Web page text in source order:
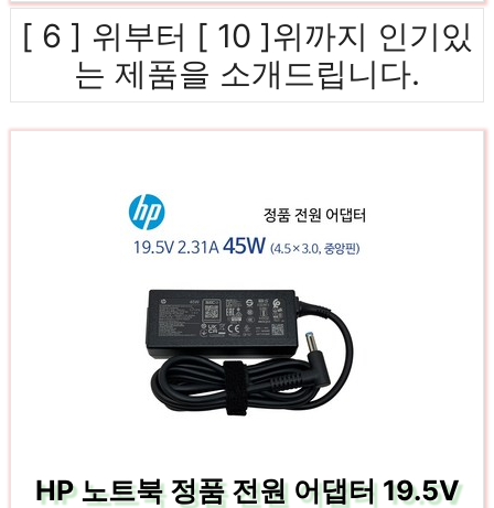
[ 6 ] 위부터 [ 10 ]위까지 인기있
는 제품을 소개드립니다.
HP 노트북 정품 전원 어댑터 19.5V